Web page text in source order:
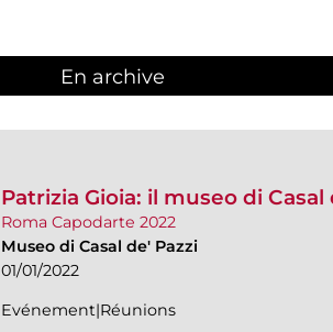
En archive
Patrizia Gioia: il museo di Casal
Roma Capodarte 2022
Museo di Casal de' Pazzi
01/01/2022
Evénement|Réunions